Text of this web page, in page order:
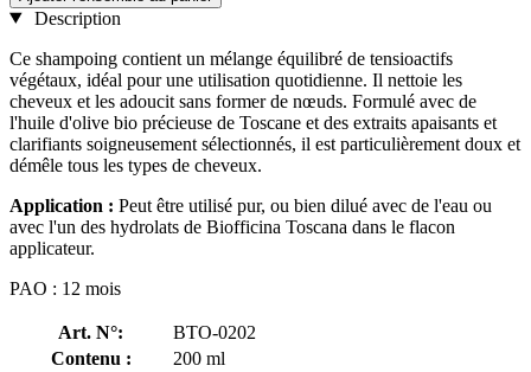
Description
Ce shampoing contient un mélange équilibré de tensioactifs
végétaux, idéal pour une utilisation quotidienne. Il nettoie les
cheveux et les adoucit sans former de nœuds. Formulé avec de
l'huile d'olive bio précieuse de Toscane et des extraits apaisants et
clarifiants soigneusement sélectionnés, il est particulièrement doux et
démêle tous les types de cheveux.
Application : Peut être utilisé pur, ou bien dilué avec de l'eau ou
avec l'un des hydrolats de Biofficina Toscana dans le flacon
applicateur.
PAO : 12 mois
Art. N°:
BTO-0202
Contenu :
200 ml